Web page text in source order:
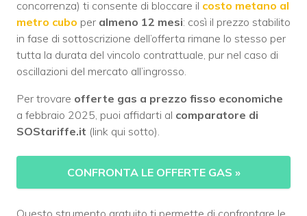
concorrenza) ti consente di bloccare il costo metano al
metro cubo per almeno 12 mesi: così il prezzo stabilito
in fase di sottoscrizione dell’offerta rimane lo stesso per
tutta la durata del vincolo contrattuale, pur nel caso di
oscillazioni del mercato all’ingrosso.
Per trovare offerte gas a prezzo fisso economiche
a febbraio 2025, puoi affidarti al comparatore di
SOStariffe.it (link qui sotto).
CONFRONTA LE OFFERTE GAS »
Questo strumento gratuito ti permette di confrontare le